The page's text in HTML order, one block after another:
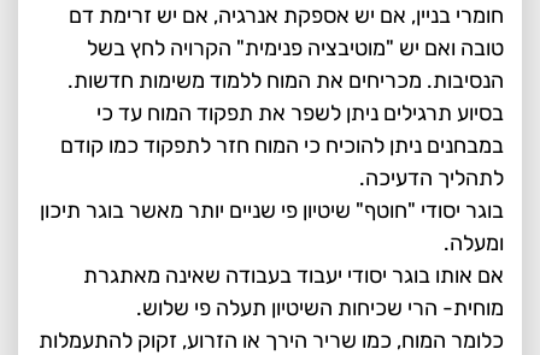
חומרי בניין, אם יש אספקת אנרגיה, אם יש זרימת דם
טובה ואם יש "מוטיבציה פנימית" הקרויה לחץ בשל
הנסיבות. מכריחים את המוח ללמוד משימות חדשות.
בסיוע תרגילים ניתן לשפר את תפקוד המוח עד כי
במבחנים ניתן להוכיח כי המוח חזר לתפקוד כמו קודם
לתהליך הדעיכה.
בוגר יסודי "חוטף" שיטיון פי שניים יותר מאשר בוגר תיכון
ומעלה.
אם אותו בוגר יסודי יעבוד בעבודה שאינה מאתגרת
מוחית- הרי שכיחות השיטיון תעלה פי שלוש.
כלומר המוח, כמו שריר הירך או הזרוע, זקוק להתעמלות